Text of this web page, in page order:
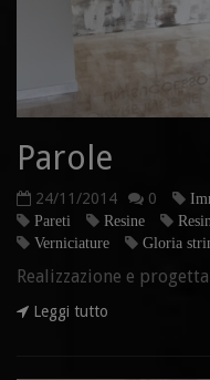
Parole
24/11/2014 0
Pareti
Resine
Verniciature
Gloria
Realizzazione e
Leggi tutto